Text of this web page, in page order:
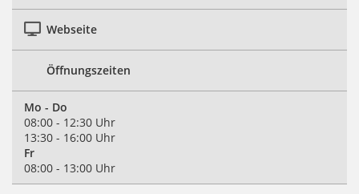
Webseite
Öffnungszeiten
Mo - Do
08:00 - 12:30 Uhr
13:30 - 16:00 Uhr
Fr
08:00 - 13:00 Uhr